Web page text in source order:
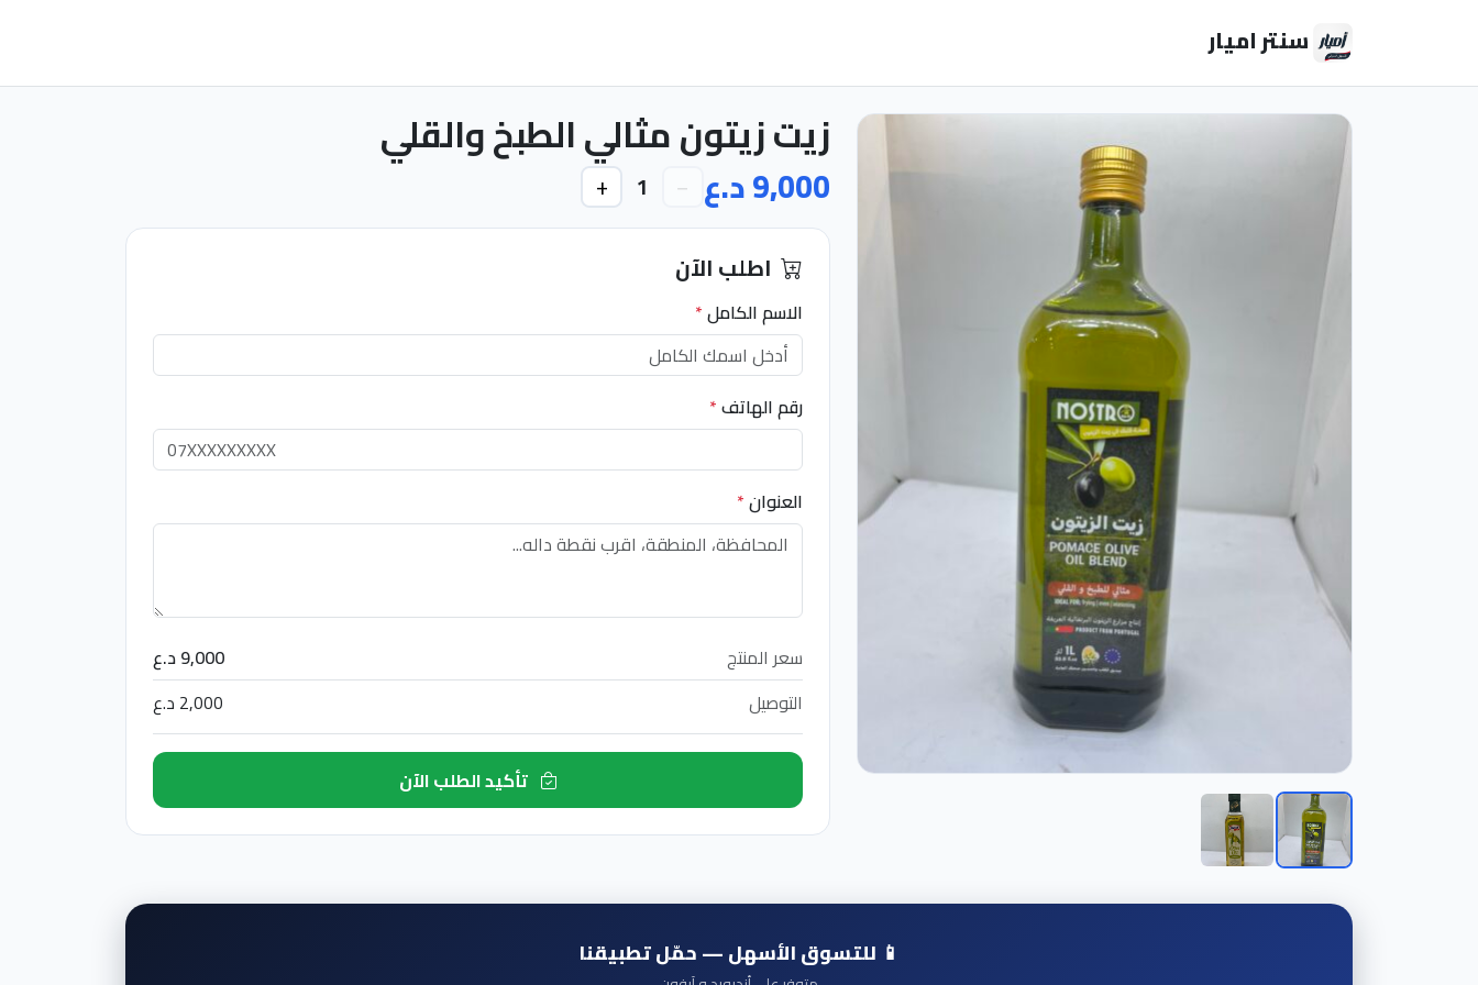
سنتر اميار
زيت زيتون مثالي الطبخ والقلي
9,000 د.ع −
1
+
اطلب الآن
الاسم الكامل*
رقم الهاتف*
العنوان*
سعر المنتج
9,000 د.ع
التوصيل
2,000 د.ع
تأكيد الطلب الآن
📱 للتسوق الأسهل — حمّل تطبيقنا